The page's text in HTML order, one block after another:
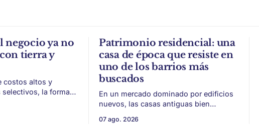
negocio ya no
tierra y
costos altos y
la forma
tan importante
Patrimonio residencial: una
casa de época que resiste en
uno de los barrios más
buscados
En un mercado dominado por edificios
nuevos, las casas antiguas bien
escala y detalles difíciles de replicar.
07 ago. 2026